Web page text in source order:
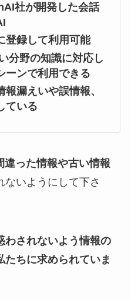
社が開発した会話
登録して利用可能
分野の知識に対応し
ーンで利用できる
漏えいや誤情報、
ている
違った情報や古い情報
ないようにして下さ
わされないよう情報の
ちに求められていま